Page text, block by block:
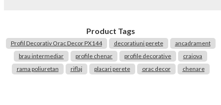
Product Tags
Profil Decorativ Orac Decor PX144 decoratiuni perete
ancadrament
brau intermediar
profile chenar profile decorative
craiova
rama poliuretan
riflaj placari perete orac decor chenare